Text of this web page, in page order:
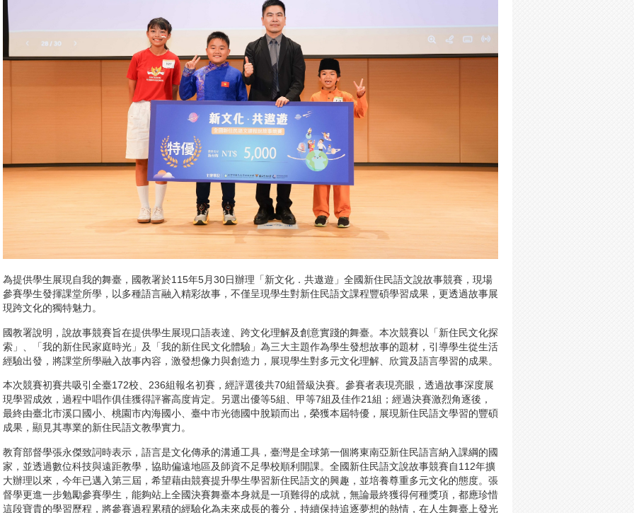
為提供學生展現自我的舞臺，國教署於115年5月30日辦理「新文化．共遨遊」全國新住民語文說故事競賽，現場
參賽學生發揮課堂所學，以多種語言融入精彩故事，不僅呈現學生對新住民語文課程豐碩學習成果，更透過故事展
現跨文化的獨特魅力。
國教署說明，說故事競賽旨在提供學生展現口語表達、跨文化理解及創意實踐的舞臺。本次競賽以「新住民文化探
索」、「我的新住民家庭時光」及「我的新住民文化體驗」為三大主題作為學生發想故事的題材，引導學生從生活
經驗出發，將課堂所學融入故事內容，激發想像力與創造力，展現學生對多元文化理解、欣賞及語言學習的成果。
本次競賽初賽共吸引全臺172校、236組報名初賽，經評選後共70組晉級決賽。參賽者表現亮眼，透過故事深度展
現學習成效，過程中唱作俱佳獲得評審高度肯定。另選出優等5組、甲等7組及佳作21組；經過決賽激烈角逐後，
最終由臺北市溪口國小、桃園市內海國小、臺中市光德國中脫穎而出，榮獲本屆特優，展現新住民語文學習的豐碩
成果，顯見其專業的新住民語文教學實力。
教育部督學張永傑致詞時表示，語言是文化傳承的溝通工具，臺灣是全球第一個將東南亞新住民語言納入課綱的國
家，並透過數位科技與遠距教學，協助偏遠地區及師資不足學校順利開課。全國新住民語文說故事競賽自112年擴
大辦理以來，今年已邁入第三屆，希望藉由競賽提升學生學習新住民語文的興趣，並培養尊重多元文化的態度。張
督學更進一步勉勵參賽學生，能夠站上全國決賽舞臺本身就是一項難得的成就，無論最終獲得何種獎項，都應珍惜
這段寶貴的學習歷程，將參賽過程累積的經驗化為未來成長的養分，持續保持追逐夢想的熱情，在人生舞臺上發光